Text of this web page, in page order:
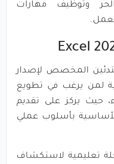
وتوظيف مهارات
Excel
المخصص لإصدار
لمن يرغب في تطويع
حيث يركز على تقديم
الأساسية بأسلوب عملي
تعليمية لاستكشاف